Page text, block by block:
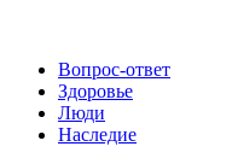
Вопрос-ответ
Здоровье
Люди
Наследие